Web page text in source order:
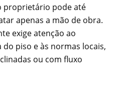
proprietário pode até
apenas a mão de obra.
exige atenção ao
piso e às normas locais,
ou com fluxo